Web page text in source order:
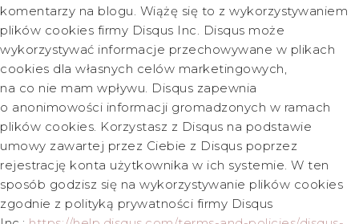
komentarzy na blogu. Wiążę się to z wykorzystywaniem
plików cookies firmy Disqus Inc. Disqus może
wykorzystywać informacje przechowywane w plikach
cookies dla własnych celów marketingowych,
na co nie mam wpływu. Disqus zapewnia
o anonimowości informacji gromadzonych w ramach
plików cookies. Korzystasz z Disqus na podstawie
umowy zawartej przez Ciebie z Disqus poprzez
rejestrację konta użytkownika w ich systemie. W ten
sposób godzisz się na wykorzystywanie plików cookies
zgodnie z polityką prywatności firmy Disqus